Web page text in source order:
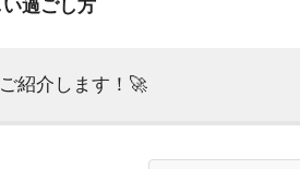
過ごし方
紹介します！🚀